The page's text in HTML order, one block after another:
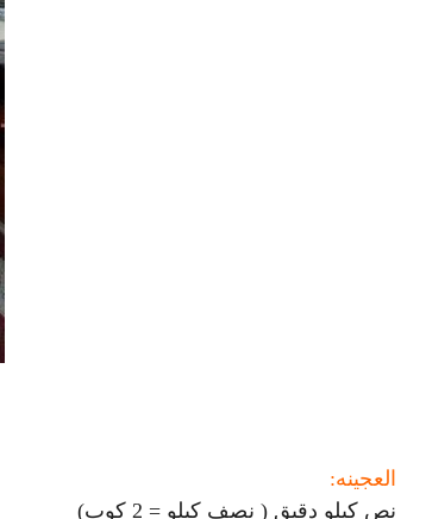
العجينه:
نص كيلو دقيق ( نصف كيلو = 2 كوب)